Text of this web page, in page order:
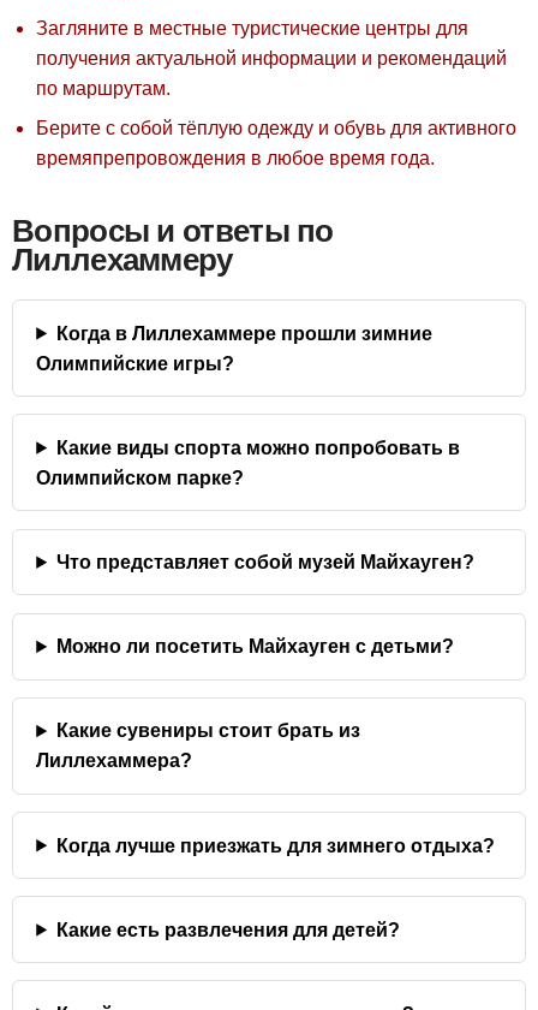
Загляните в местные туристические центры для
получения актуальной информации и рекомендаций
по маршрутам.
Берите с собой тёплую одежду и обувь для активного
времяпрепровождения в любое время года.
Вопросы и ответы по
Лиллехаммеру
Когда в Лиллехаммере прошли зимние
Олимпийские игры?
Какие виды спорта можно попробовать в
Олимпийском парке?
Что представляет собой музей Майхауген?
Можно ли посетить Майхауген с детьми?
Какие сувениры стоит брать из
Лиллехаммера?
Когда лучше приезжать для зимнего отдыха?
Какие есть развлечения для детей?